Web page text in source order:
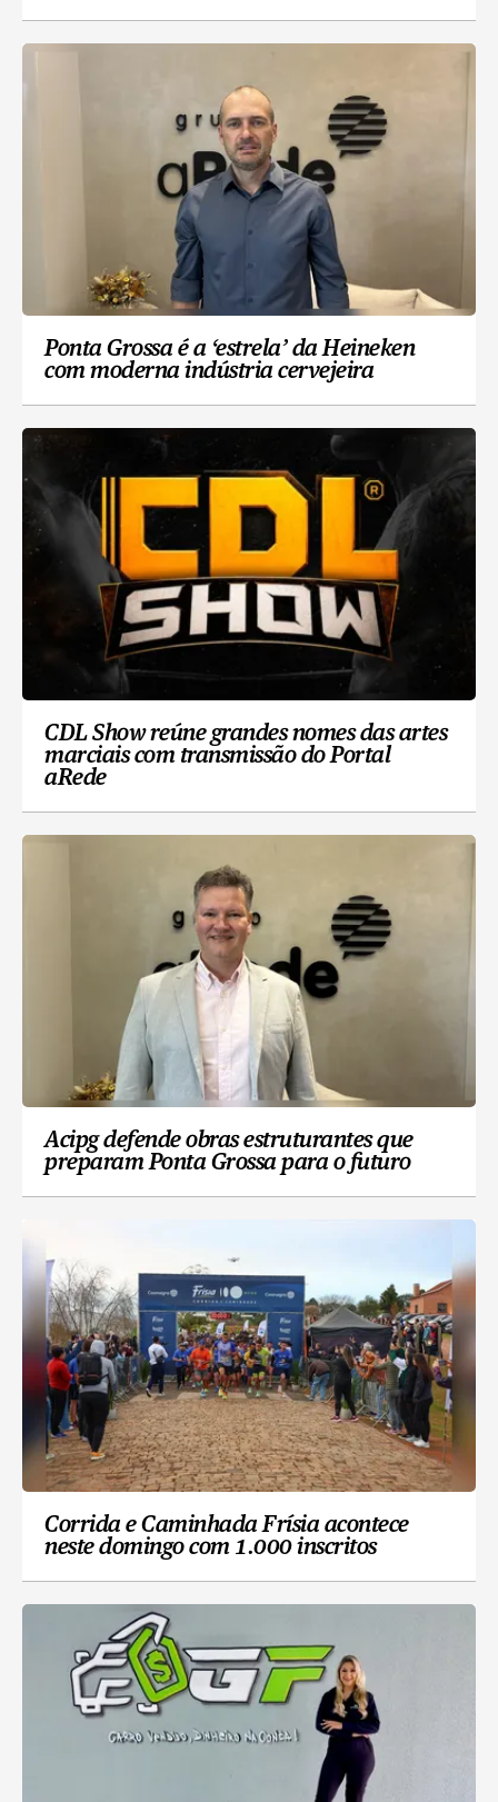
Ponta Grossa é a ‘estrela’ da Heineken
com moderna indústria cervejeira
CDL Show reúne grandes nomes das artes
marciais com transmissão do Portal
aRede
Acipg defende obras estruturantes que
preparam Ponta Grossa para o futuro
Corrida e Caminhada Frísia acontece
neste domingo com 1.000 inscritos